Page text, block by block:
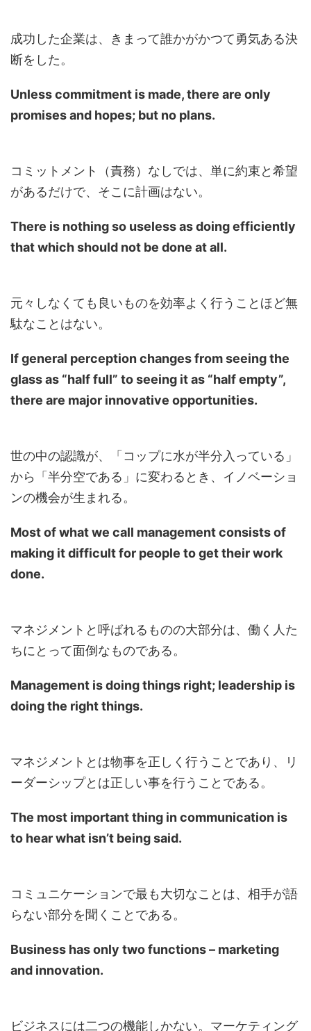
成功した企業は、きまって誰かがかつて勇気ある決
断をした。
Unless commitment is made, there are only
promises and hopes; but no plans.
コミットメント（責務）なしでは、単に約束と希望
があるだけで、そこに計画はない。
There is nothing so useless as doing efficiently
that which should not be done at all.
元々しなくても良いものを効率よく行うことほど無
駄なことはない。
If general perception changes from seeing the
glass as “half full” to seeing it as “half empty”,
there are major innovative opportunities.
世の中の認識が、「コップに水が半分入っている」
から「半分空である」に変わるとき、イノベーショ
ンの機会が生まれる。
Most of what we call management consists of
making it difficult for people to get their work
done.
マネジメントと呼ばれるものの大部分は、働く人た
ちにとって面倒なものである。
Management is doing things right; leadership is
doing the right things.
マネジメントとは物事を正しく行うことであり、リ
ーダーシップとは正しい事を行うことである。
The most important thing in communication is
to hear what isn’t being said.
コミュニケーションで最も大切なことは、相手が語
らない部分を聞くことである。
Business has only two functions – marketing
and innovation.
ビジネスには二つの機能しかない。マーケティング